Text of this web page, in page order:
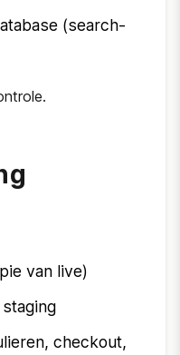
(search-
van live)
checkout,